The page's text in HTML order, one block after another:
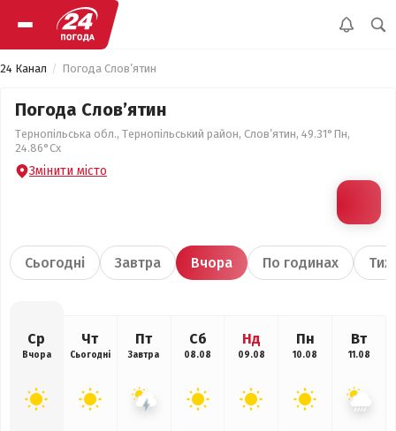
24 Канал Погода Слов’ятин
Погода Слов’ятин
Тернопільська обл., Тернопільський район, Слов’ятин, 49.31°Пн,
24.86°Сх
Змінити місто
Сьогодні Завтра Вчора По годинах
Ср
Вчора
Чт
Сьогодні
Пт
Завтра
Сб
08.08
Нд
09.08
Пн
10.08
Вт
11.08